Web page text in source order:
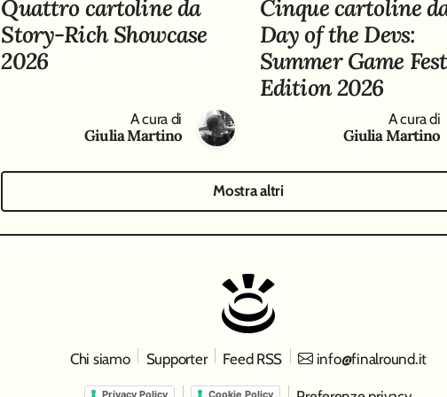
Quattro cartoline da
Story-Rich Showcase
2026
A cura di
Giulia Martino
Cinque cartoline
Day of the Devs:
Summer Game Fest
Edition 2026
A cura di
Giulia Martino
Mostra altri
Chi siamo Supporter Feed RSS info@finalround.it
Privacy Policy Cookie Policy